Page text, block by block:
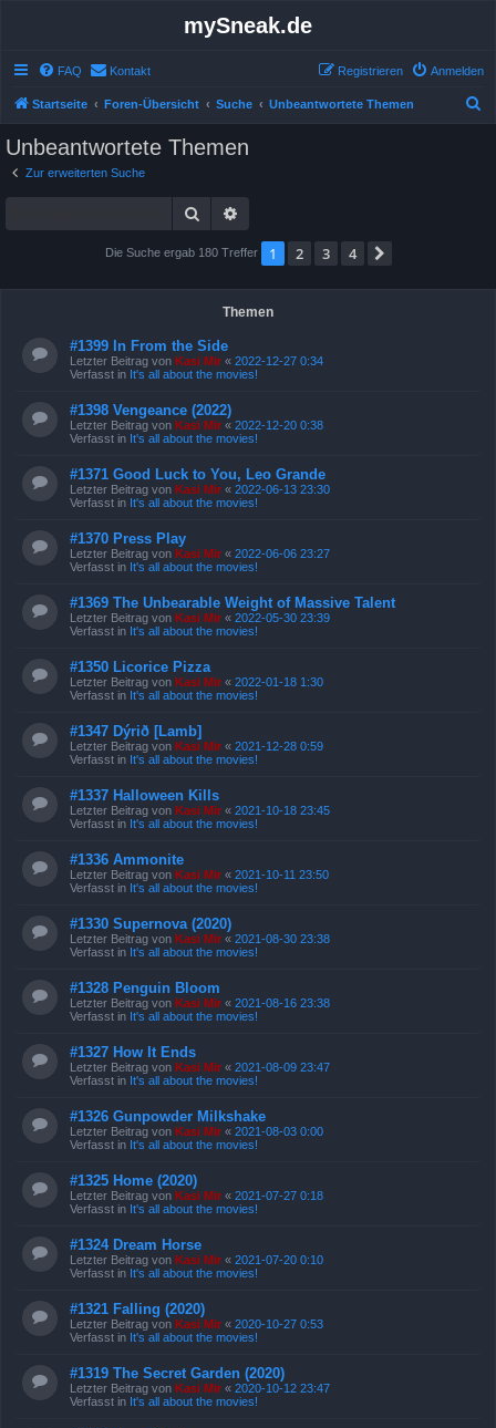
mySneak.de
FAQ Kontakt Anmelden
Registrieren
Startseite Foren-Übersicht Suche Unbeantwortete Themen
Unbeantwortete Themen
Zur erweiterten Suche
Suche
Die Suche ergab 180 Treffer 1 2 3 4
Themen
#1399 In From the Side
Letzter Beitrag von Kasi Mir « 2022-12-27 0:34
Verfasst in It's all about the movies!
#1398 Vengeance (2022)
Letzter Beitrag von Kasi Mir « 2022-12-20 0:38
Verfasst in It's all about the movies!
#1371 Good Luck to You, Leo Grande
Letzter Beitrag von Kasi Mir « 2022-06-13 23:30
Verfasst in It's all about the movies!
#1370 Press Play
Letzter Beitrag von Kasi Mir « 2022-06-06 23:27
Verfasst in It's all about the movies!
#1369 The Unbearable Weight of Massive Talent
Letzter Beitrag von Kasi Mir « 2022-05-30 23:39
Verfasst in It's all about the movies!
#1350 Licorice Pizza
Letzter Beitrag von Kasi Mir « 2022-01-18 1:30
Verfasst in It's all about the movies!
#1347 Dýrið [Lamb]
Letzter Beitrag von Kasi Mir « 2021-12-28 0:59
Verfasst in It's all about the movies!
#1337 Halloween Kills
Letzter Beitrag von Kasi Mir « 2021-10-18 23:45
Verfasst in It's all about the movies!
#1336 Ammonite
Letzter Beitrag von Kasi Mir « 2021-10-11 23:50
Verfasst in It's all about the movies!
#1330 Supernova (2020)
Letzter Beitrag von Kasi Mir « 2021-08-30 23:38
Verfasst in It's all about the movies!
#1328 Penguin Bloom
Letzter Beitrag von Kasi Mir « 2021-08-16 23:38
Verfasst in It's all about the movies!
#1327 How It Ends
Letzter Beitrag von Kasi Mir « 2021-08-09 23:47
Verfasst in It's all about the movies!
#1326 Gunpowder Milkshake
Letzter Beitrag von Kasi Mir « 2021-08-03 0:00
Verfasst in It's all about the movies!
#1325 Home (2020)
Letzter Beitrag von Kasi Mir « 2021-07-27 0:18
Verfasst in It's all about the movies!
#1324 Dream Horse
Letzter Beitrag von Kasi Mir « 2021-07-20 0:10
Verfasst in It's all about the movies!
#1321 Falling (2020)
Letzter Beitrag von Kasi Mir « 2020-10-27 0:53
Verfasst in It's all about the movies!
#1319 The Secret Garden (2020)
Letzter Beitrag von Kasi Mir « 2020-10-12 23:47
Verfasst in It's all about the movies!